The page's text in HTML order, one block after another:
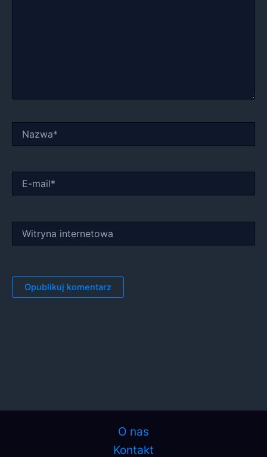
mail*
internetowa
O nas
Kontakt